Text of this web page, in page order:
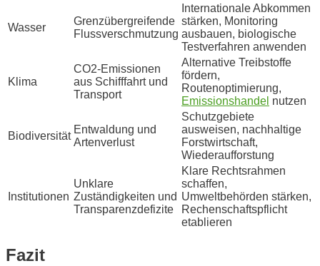
Wasser
Grenzübergreifende
Flussverschmutzung
Internationale Abkommen
stärken, Monitoring
ausbauen, biologische
Testverfahren anwenden
Klima
CO2-Emissionen
aus Schifffahrt und
Transport
Alternative Treibstoffe
fördern,
Routenoptimierung,
Emissionshandel nutzen
Biodiversität
Entwaldung und
Artenverlust
Schutzgebiete
ausweisen, nachhaltige
Forstwirtschaft,
Wiederaufforstung
Institutionen
Unklare
Zuständigkeiten und
Transparenzdefizite
Klare Rechtsrahmen
schaffen,
Umweltbehörden stärken,
Rechenschaftspflicht
etablieren
Fazit